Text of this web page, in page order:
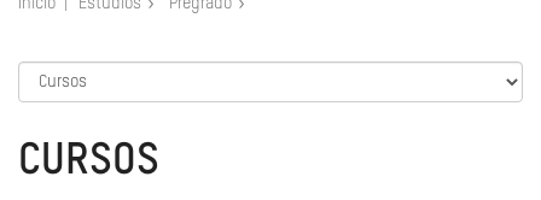
Inicio Estudios Pregrado
CURSOS